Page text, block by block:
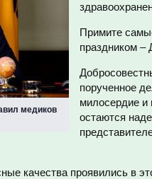
медиков
Примите
праздником –
порученное
милосердие и
остаются
качества проявились в